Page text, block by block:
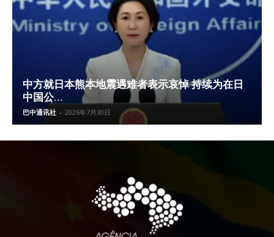
中方就日本熊本地震遇难者表示哀悼 持续为在日
中国公...
巴中通讯社 - 2026年7月30日